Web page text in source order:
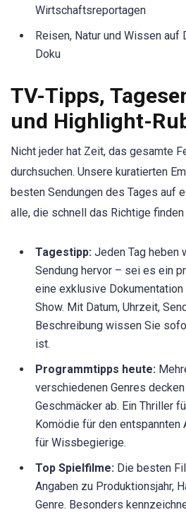
Wirtschaftsreportagen
Reisen, Natur und Wissen auf
Doku
TV-Tipps,
und Highlight-
Nicht jeder hat Zeit, das gesamte
durchsuchen. Unsere kuratierten
besten Sendungen des Tages auf
alle, die schnell das Richtige finden
Tagestipp: Jeden Tag heben
Sendung hervor – sei es ein
eine exklusive
Show. Mit Datum, Uhrzeit,
Beschreibung wissen Sie
ist.
Programmtipps heute:
verschiedenen Genres
Geschmäcker ab. Ein Thriller
Komödie für den entspannten
für Wissbegierige.
Top Spielfilme: Die besten
Angaben zu Produktionsjahr,
Genre. Besonders